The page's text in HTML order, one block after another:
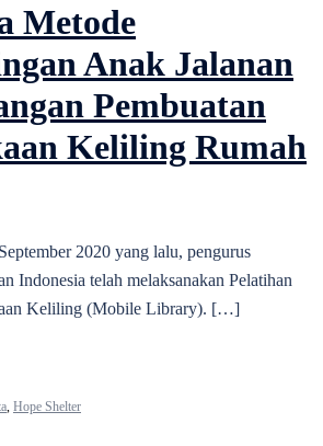
Metode
Anak Jalanan
Pembuatan
Keliling Rumah
2020 yang lalu, pengurus
Indonesia telah melaksanakan Pelatihan
Keliling (Mobile Library). […]
, Hope Shelter